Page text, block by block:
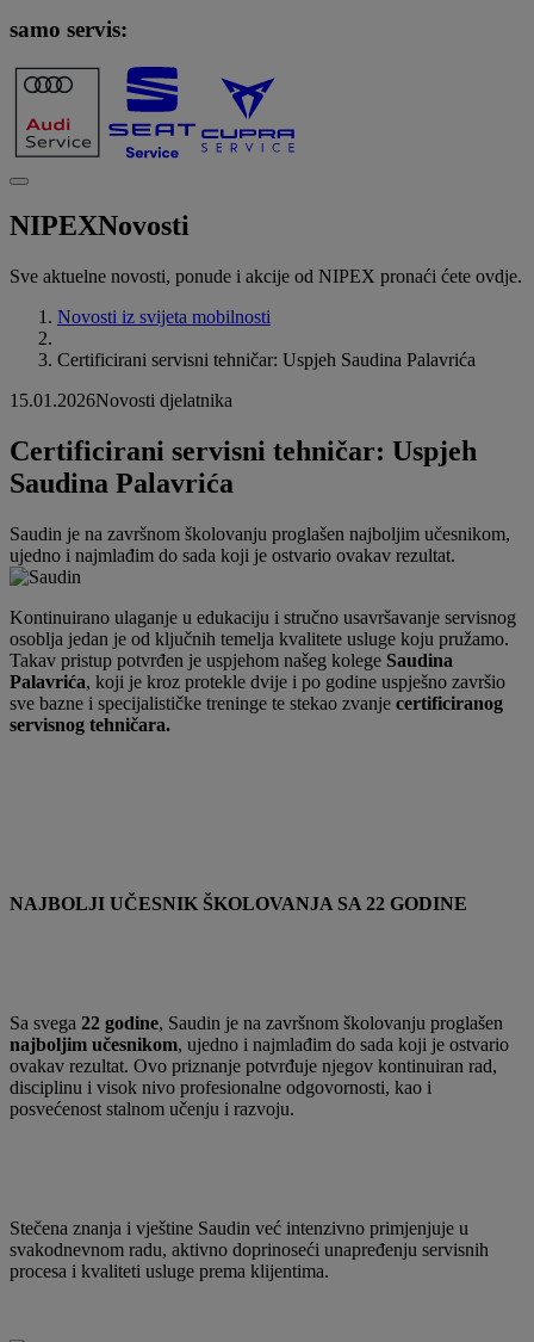
samo servis:
NIPEXNovosti
Sve aktuelne novosti, ponude i akcije od NIPEX pronaći ćete ovdje.
Novosti iz svijeta mobilnosti
Certificirani servisni tehničar: Uspjeh Saudina Palavrića
15.01.2026Novosti djelatnika
Certificirani servisni tehničar: Uspjeh
Saudina Palavrića
Saudin je na završnom školovanju proglašen najboljim učesnikom,
ujedno i najmlađim do sada koji je ostvario ovakav rezultat.
Kontinuirano ulaganje u edukaciju i stručno usavršavanje servisnog
osoblja jedan je od ključnih temelja kvalitete usluge koju pružamo.
Takav pristup potvrđen je uspjehom našeg kolege Saudina
Palavrića, koji je kroz protekle dvije i po godine uspješno završio
sve bazne i specijalističke treninge te stekao zvanje certificiranog
servisnog tehničara.
NAJBOLJI UČESNIK ŠKOLOVANJA SA 22 GODINE
Sa svega 22 godine, Saudin je na završnom školovanju proglašen
najboljim učesnikom, ujedno i najmlađim do sada koji je ostvario
ovakav rezultat. Ovo priznanje potvrđuje njegov kontinuiran rad,
disciplinu i visok nivo profesionalne odgovornosti, kao i
posvećenost stalnom učenju i razvoju.
Stečena znanja i vještine Saudin već intenzivno primjenjuje u
svakodnevnom radu, aktivno doprinoseći unapređenju servisnih
procesa i kvaliteti usluge prema klijentima.